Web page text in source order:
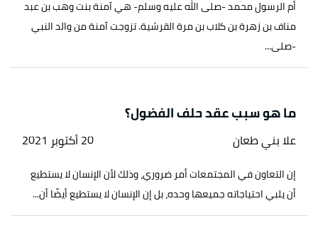
أم الرسول محمد -صلى الله عليه وسلم- هي آمنة بنت وهب بن عبد
مناف بن زهرة بن كلاب بن مرة القرشية. تزوجت آمنة من والد النبي
-صلى...
ما هو سبب عقد حلف الفضول؟
علا بني طعان 20 أكتوبر 2021
إن التعاون في المجتمعات أمر ضروري، وذلك لأن الإنسان لا يستطيع
أن يلبي احتياجاته جميعها وحده، بل إن الإنسان لا يستطيع أيضًا أن...